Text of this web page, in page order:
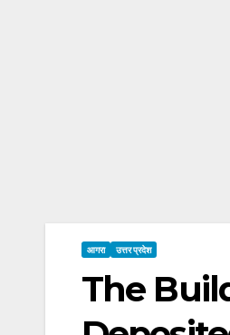
आगरा उत्तर प्रदेश
The